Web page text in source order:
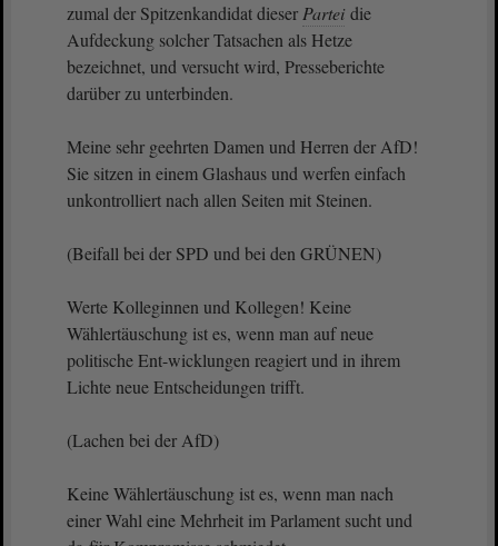
zumal der Spitzenkandidat dieser Partei die
Aufdeckung solcher Tatsachen als Hetze
bezeichnet, und versucht wird, Presseberichte
darüber zu unterbinden.
Meine sehr geehrten Damen und Herren der AfD!
Sie sitzen in einem Glashaus und werfen einfach
unkontrolliert nach allen Seiten mit Steinen.
(Beifall bei der SPD und bei den GRÜNEN)
Werte Kolleginnen und Kollegen! Keine
Wählertäuschung ist es, wenn man auf neue
politische Ent-wicklungen reagiert und in ihrem
Lichte neue Entscheidungen trifft.
(Lachen bei der AfD)
Keine Wählertäuschung ist es, wenn man nach
einer Wahl eine Mehrheit im Parlament sucht und